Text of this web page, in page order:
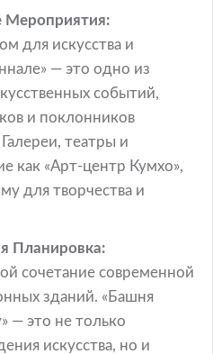
Мероприятия:
для искусства и
— это одно из
событий,
и поклонников
театры и
как «Арт-центр Кумхо»,
для творчества и
Планировка:
сочетание современной
зданий. «Башня
— это не только
искусства, но и